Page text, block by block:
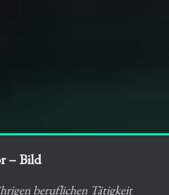
– Bild
beruflichen Tätigkeit